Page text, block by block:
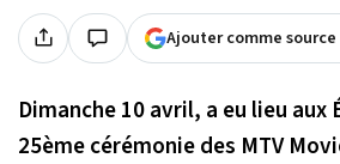
Ajouter comme
Dimanche 10 avril, a eu lieu aux
25ème cérémonie des MTV